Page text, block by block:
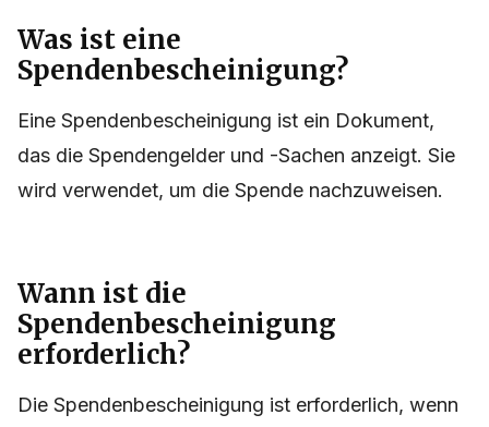
Was ist eine
Spendenbescheinigung?
Eine Spendenbescheinigung ist ein Dokument,
das die Spendengelder und -Sachen anzeigt. Sie
wird verwendet, um die Spende nachzuweisen.
Wann ist die
Spendenbescheinigung
erforderlich?
Die Spendenbescheinigung ist erforderlich, wenn